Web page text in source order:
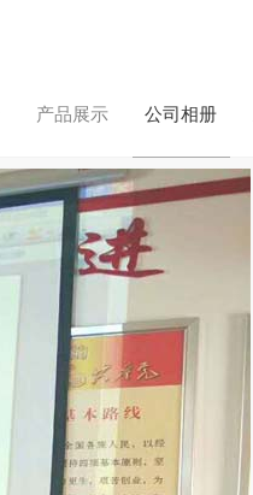
产品展示 公司相册